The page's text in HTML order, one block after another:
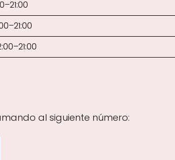
al siguiente número: